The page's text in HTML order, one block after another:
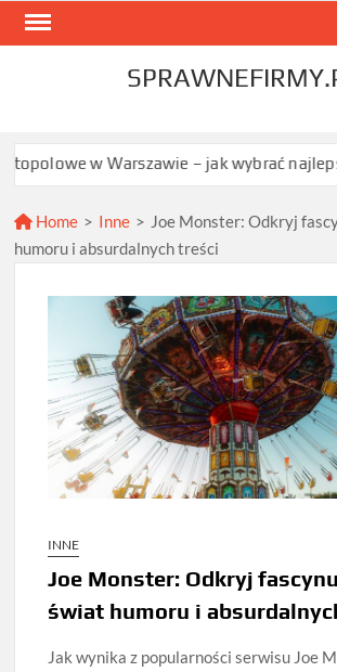
Skip
Warszawie – jak wybrać najlepszą opcję
Home > Inne > Joe Monster: Odkryj
humoru i absurdalnych treści
INNE
Joe Monster: Odkryj
świat humoru i
Jak wynika z popularności serwisu Joe